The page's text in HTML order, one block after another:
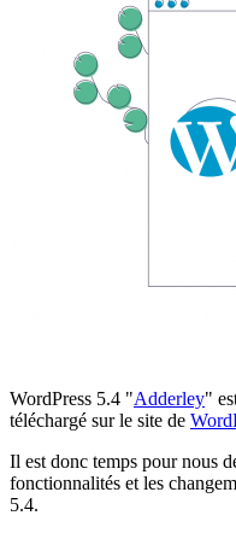
WordPress 5.4 "Adderley"
téléchargé sur le site de
Il est donc temps pour nous
fonctionnalités et les
5.4.